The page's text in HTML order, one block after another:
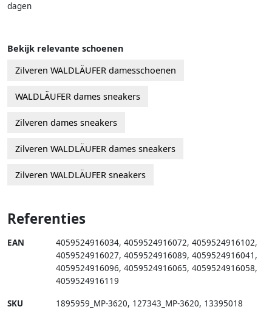
dagen
Bekijk relevante schoenen
Zilveren WALDLÄUFER damesschoenen
WALDLÄUFER dames sneakers
Zilveren dames sneakers
Zilveren WALDLÄUFER dames sneakers
Zilveren WALDLÄUFER sneakers
Referenties
EAN 4059524916034, 4059524916072, 4059524916102,
4059524916027, 4059524916089, 4059524916041 ,
4059524916096, 4059524916065, 4059524916058,
4059524916119
SKU 1895959_MP-3620, 127343_MP-3620, 13395018